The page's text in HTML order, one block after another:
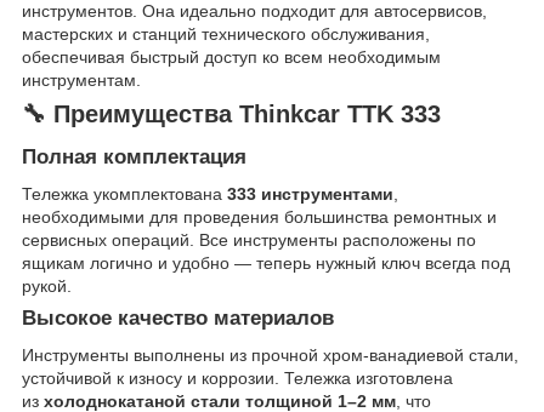
инструментов. Она идеально подходит для автосервисов,
мастерских и станций технического обслуживания,
обеспечивая быстрый доступ ко всем необходимым
инструментам.
🔧 Преимущества Thinkcar TTK 333
Полная комплектация
Тележка укомплектована 333 инструментами
необходимыми для проведения большинства ремонтных и
сервисных операций. Все инструменты расположены по
ящикам логично и удобно — теперь нужный ключ всегда под
рукой.
Высокое качество материалов
Инструменты выполнены из прочной хром-ванадиевой стали,
устойчивой к износу и коррозии. Тележка изготовлена
из холоднокатаной стали толщиной 1–2 мм , что